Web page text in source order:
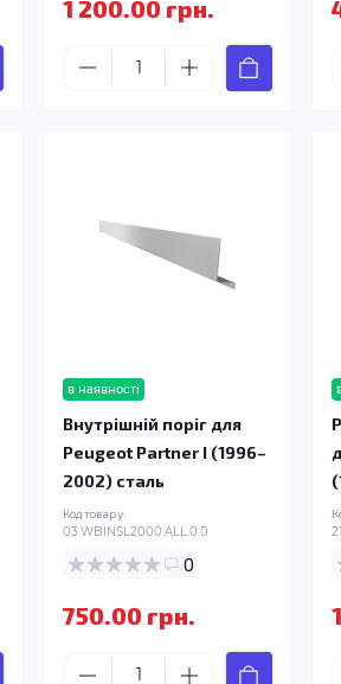
1 200.00 грн.
в наявності
Внутрішній поріг для
Peugeot Partner I (1996–
2002) сталь
Код товару:
03.WBINSL2000.ALL.0.0
0
750.00 грн.